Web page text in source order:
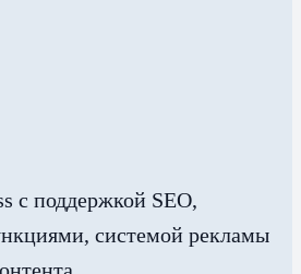
с поддержкой SEO,
системой рекламы